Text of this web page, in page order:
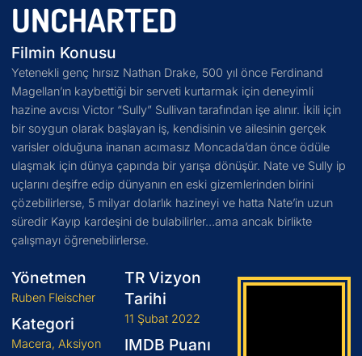
UNCHARTED
Filmin Konusu
Yetenekli genç hırsız Nathan Drake, 500 yıl önce Ferdinand
Magellan’ın kaybettiği bir serveti kurtarmak için deneyimli
hazine avcısı Victor “Sully” Sullivan tarafından işe alınır. İkili için
bir soygun olarak başlayan iş, kendisinin ve ailesinin gerçek
varisler olduğuna inanan acımasız Moncada’dan önce ödüle
ulaşmak için dünya çapında bir yarışa dönüşür. Nate ve Sully ip
uçlarını deşifre edip dünyanın en eski gizemlerinden birini
çözebilirlerse, 5 milyar dolarlık hazineyi ve hatta Nate’in uzun
süredir Kayıp kardeşini de bulabilirler…ama ancak birlikte
çalışmayı öğrenebilirlerse.
Yönetmen
Ruben Fleischer
Kategori
Macera, Aksiyon
TR Vizyon
Tarihi
11 Şubat 2022
IMDB Puanı